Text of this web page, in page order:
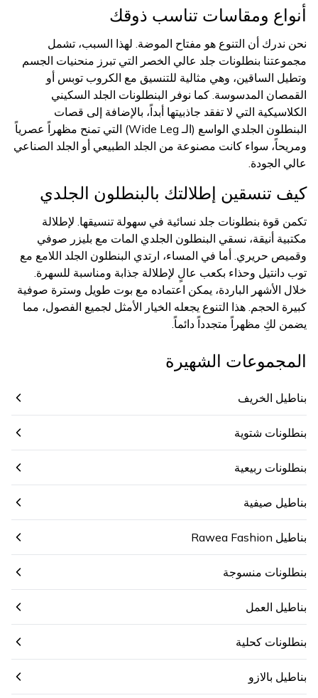
أنواع ومقاسات تناسب ذوقك
نحن ندرك أن التنوع هو مفتاح الموضة. لهذا السبب، تشمل
مجموعتنا بنطلونات جلد عالي الخصر التي تبرز منحنيات الجسم
وتطيل الساقين، وهي مثالية للتنسيق مع الكروب توبس أو
القمصان المدسوسة. كما نوفر البنطلونات الجلد السكيني
الكلاسيكية التي لا تفقد جاذبيتها أبداً، بالإضافة إلى قصات
البنطلون الجلدي الواسع (الـ Wide Leg) التي تمنح مظهراً عصرياً
ومريحاً، سواء كانت مصنوعة من الجلد الطبيعي أو الجلد الصناعي
عالي الجودة.
كيف تنسقين إطلالتك بالبنطلون الجلدي
تكمن قوة بنطلونات جلد نسائية في سهولة تنسيقها. لإطلالة
مكتبية أنيقة، نسقي البنطلون الجلدي المات مع بليزر صوفي
وقميص حريري. أما في المساء، ارتدي البنطلون الجلد اللامع مع
توب دانتيل وحذاء بكعب عالٍ لإطلالة جذابة ومناسبة للسهرة.
خلال الأشهر الباردة، يمكن اعتماده مع بوت طويل وسترة صوفية
كبيرة الحجم. هذا التنوع يجعله الخيار الأمثل لجميع الفصول، مما
يضمن لكِ مظهراً متجدداً دائماً.
المجموعات الشهيرة
بناطيل الخريف
بنطلونات شتوية
بنطلونات ربيعية
بناطيل صيفية
بناطيل Rawea Fashion
بنطلونات منسوجة
بناطيل العمل
بنطلونات كحلية
بناطيل بالازو